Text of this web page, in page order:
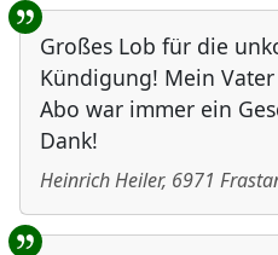
Großes Lob für die
Kündigung! Mein
Abo war immer ein
Dank!
Heinrich Heiler, 6971